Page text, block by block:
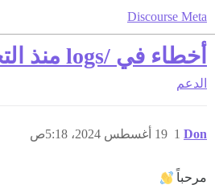
Discourse Meta
أخطاء في /logs منذ التحديث الأخير
الدعم
Don 19 أغسطس 2024، 5:18ص 1
مرحباً